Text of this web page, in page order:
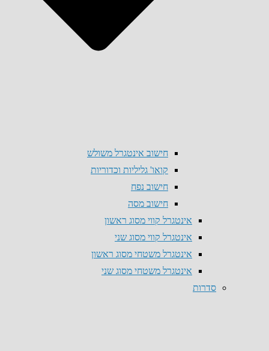
חישוב אינטגרל משולש
קואו' גליליות וכדוריות
חישוב נפח
חישוב מסה
אינטגרל קווי מסוג ראשון
אינטגרל קווי מסוג שני
אינטגרל משטחי מסוג ראשון
אינטגרל משטחי מסוג שני
סדרות